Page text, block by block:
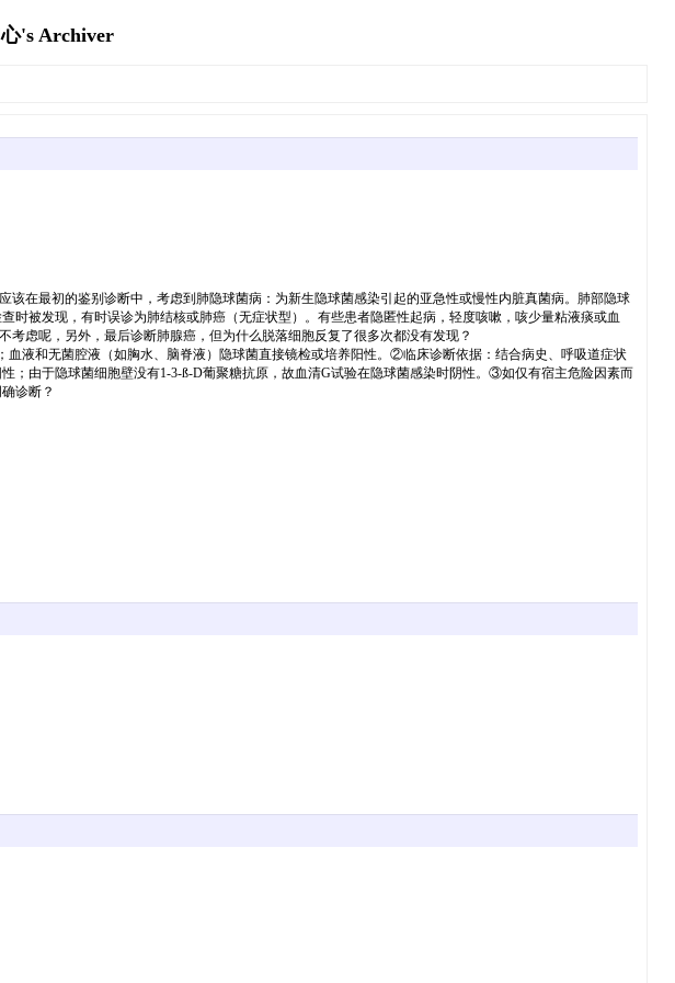
's Archiver
最初的鉴别诊断中，考虑到肺隐球菌病：为新生隐球菌感染引起的亚急性或慢性内脏真菌病。肺部隐球
被发现，有时误诊为肺结核或肺癌（无症状型）。有些患者隐匿性起病，轻度咳嗽，咳少量粘液痰或血
虑呢，另外，最后诊断肺腺癌，但为什么脱落细胞反复了很多次都没有发现？
无菌腔液（如胸水、脑脊液）隐球菌直接镜检或培养阳性。②临床诊断依据：结合病史、呼吸道症状
由于隐球菌细胞壁没有1-3-ß-D葡聚糖抗原，故血清G试验在隐球菌感染时阴性。③如仅有宿主危险因素而
诊断？